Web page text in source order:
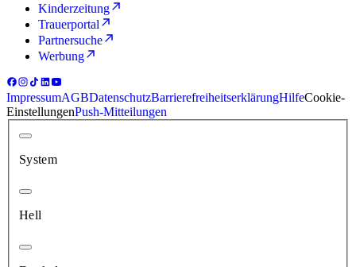
Kinderzeitung
Trauerportal
Partnersuche
Werbung
ImpressumAGBDatenschutzBarrierefreiheitserklärungHilfeCookie-
EinstellungenPush-Mitteilungen
System
Hell